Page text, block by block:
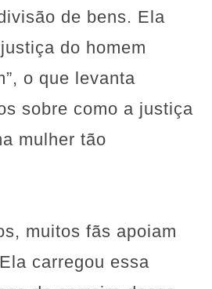
de bens. Ela
do homem
o que levanta
sobre como a justiça
mulher tão
muitos fãs apoiam
carregou essa